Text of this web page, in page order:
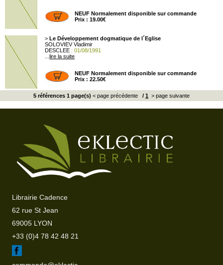
NEUF Normalement disponible sur commande
Prix : 19.00€
> Le Développement dogmatique de l´Eglise
SOLOVIEV Vladimir
DESCLEE : 01/08/1991
lire la suite
NEUF Normalement disponible sur commande
Prix : 22.50€
5 références 1 page(s) < page précédente / 1 > page suivante
Librairie Cadence
62 rue St Jean
69005 LYON
+33 (0)4 78 42 48 21